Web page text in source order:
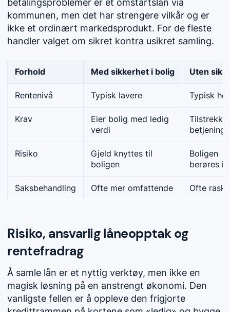
betalingsproblemer er et omstartslån via
kommunen, men det har strengere vilkår og er
ikke et ordinært markedsprodukt. For de fleste
handler valget om sikret kontra usikret samling.
Forhold Med sikkerhet i bolig Uten
Rentenivå Typisk lavere Typisk
Krav
Eier bolig med ledig
verdi
Risiko
Gjeld knyttes til
boligen
Boligen
berøres
Saksbehandling Ofte mer omfattende Ofte
Risiko, ansvarlig låneopptak og
rentefradrag
Å samle lån er et nyttig verktøy, men ikke en
magisk løsning på en anstrengt økonomi. Den
vanligste fellen er å oppleve den frigjorte